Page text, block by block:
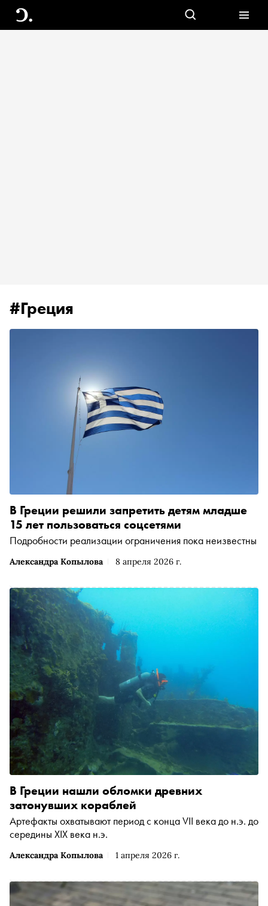
#Греция
Александра Копылова 8 апреля 2026 г.
В Греции решили запретить детям младше
15 лет пользоваться соцсетями
Подробности реализации ограничения пока неизвестны
Александра Копылова 1 апреля 2026 г.
В Греции нашли обломки древних
затонувших кораблей
Артефакты охватывают период с конца VII века до н.э. до
середины XIX века н.э.